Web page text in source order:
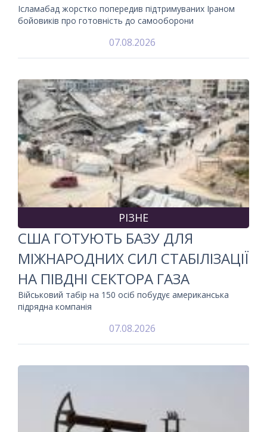
Ісламабад жорстко попередив підтримуваних Іраном
бойовиків про готовність до самооборони
07.08.2026
РІЗНЕ
США ГОТУЮТЬ БАЗУ ДЛЯ
МІЖНАРОДНИХ СИЛ СТАБІЛІЗАЦІЇ
НА ПІВДНІ СЕКТОРА ГАЗА
Військовий табір на 150 осіб побудує американська
підрядна компанія
07.08.2026